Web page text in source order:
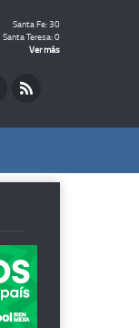
Santa Fe: 30
Santa Teresa: 0
Ver más